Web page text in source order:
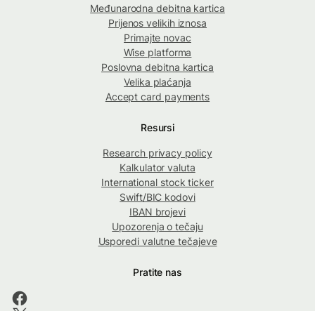
Međunarodna debitna kartica
Prijenos velikih iznosa
Primajte novac
Wise platforma
Poslovna debitna kartica
Velika plaćanja
Accept card payments
Resursi
Research privacy policy
Kalkulator valuta
International stock ticker
Swift/BIC kodovi
IBAN brojevi
Upozorenja o tečaju
Usporedi valutne tečajeve
Pratite nas